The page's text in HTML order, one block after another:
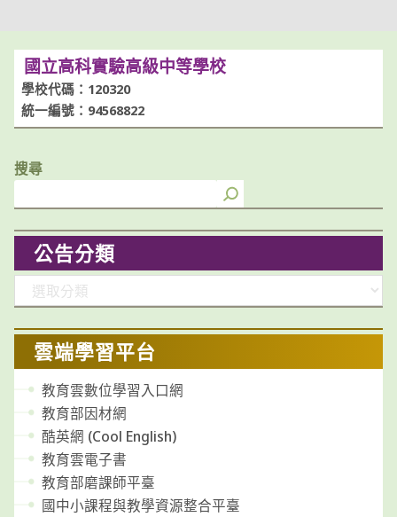
國立高科實驗高級中等學校
學校代碼：120320
統一編號：94568822
搜尋
公告分類
類
雲端學習平台
教育雲數位學習入口網
教育部因材網
酷英網 (Cool English)
教育雲電子書
教育部磨課師平臺
國中小課程與教學資源整合平臺